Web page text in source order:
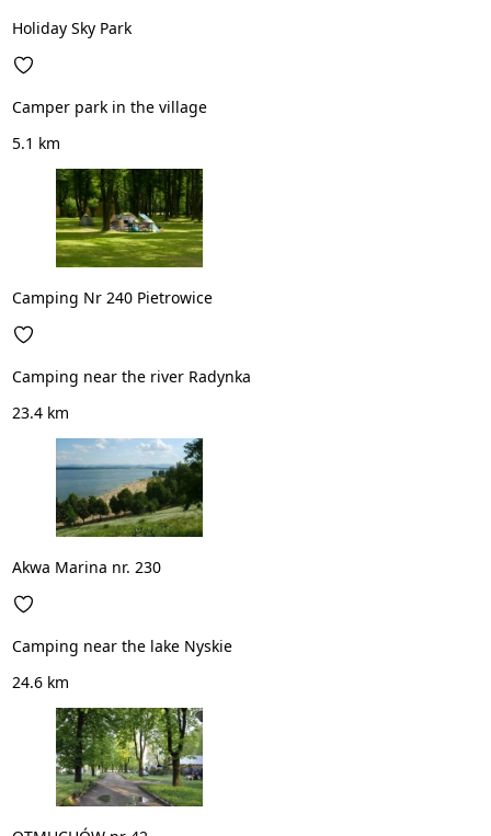
Holiday Sky Park
Camper park in the village
5.1 km
Camping Nr 240 Pietrowice
Camping near the river Radynka
23.4 km
Akwa Marina nr. 230
Camping near the lake Nyskie
24.6 km